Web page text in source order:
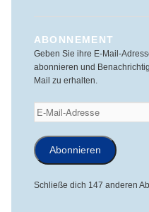
ABONNEMENT
Geben Sie ihre E-Mail-
abonnieren und
Mail zu erhalten.
E-
Mail-
Adresse
Abonnieren
Schließe dich 147 anderen